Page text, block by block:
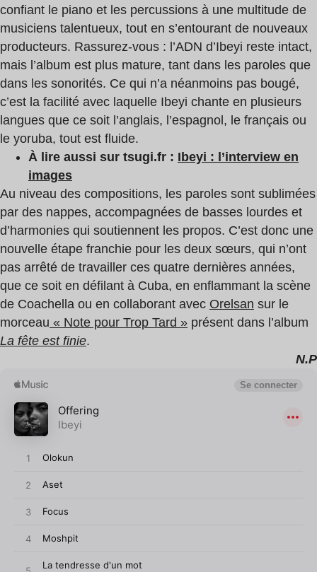
confiant le piano et les percussions à une multitude de
musiciens talentueux, tout en s’entourant de nouveaux
producteurs. Rassurez-vous : l’ADN d’Ibeyi reste intact,
mais l’album est plus mature, tant dans les paroles que
dans les sonorités. Ce qui n’a néanmoins pas bougé,
c’est la facilité avec laquelle Ibeyi chante en plusieurs
langues que ce soit l’anglais, l’espagnol, le français ou
le yoruba, tout est fluide.
À lire aussi sur tsugi.fr : Ibeyi : l’interview en
images
Au niveau des compositions, les paroles sont sublimées
par des nappes, accompagnées de basses lourdes et
d’harmonies qui soutiennent les propos. C’est donc une
nouvelle étape franchie pour les deux sœurs, qui n’ont
pas arrêté de travailler ces quatre dernières années,
que ce soit en défilant à Cuba, en enflammant la scène
de Coachella ou en collaborant avec Orelsan sur le
morceau « Note pour Trop Tard » présent dans l’album
La fête est finie.
N.P